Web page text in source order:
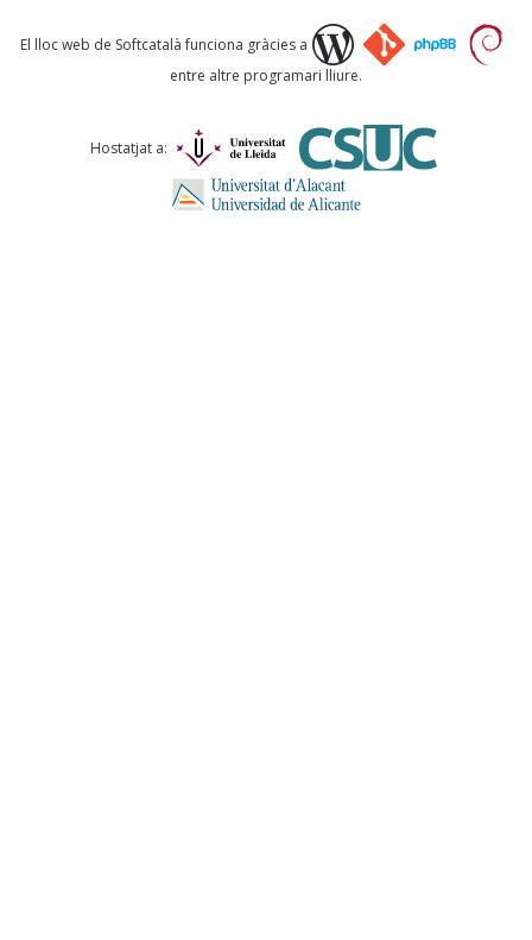
Què proposeu?
Comentari *
El lloc web de Softcatalà funciona gràcies a
entre altre programari lliure.
Hostatjat a: